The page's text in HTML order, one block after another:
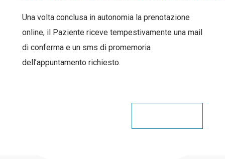
Una volta conclusa in autonomia la prenotazione
online, il Paziente riceve tempestivamente una mail
di conferma e un sms di promemoria
dell’appuntamento richiesto.